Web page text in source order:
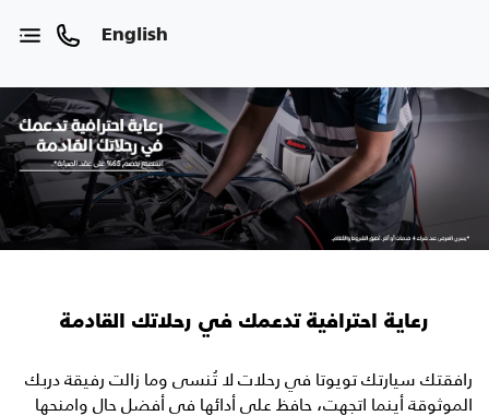
English
رعاية احترافية تدعمك في رحلاتك القادمة
رافقتك سيارتك تويوتا في رحلات لا تُنسى وما زالت رفيقة دربك
الموثوقة أينما اتجهت، حافظ على أدائها في أفضل حال وامنحها